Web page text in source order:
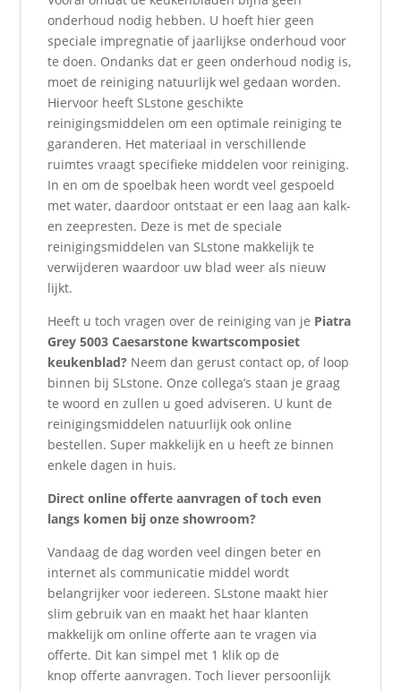
onderhoud nodig hebben. U hoeft hier geen
speciale impregnatie of jaarlijkse onderhoud voor
te doen. Ondanks dat er geen onderhoud nodig is,
moet de reiniging natuurlijk wel gedaan worden.
Hiervoor heeft SLstone geschikte
reinigingsmiddelen om een optimale reiniging te
garanderen. Het materiaal in verschillende
ruimtes vraagt specifieke middelen voor reiniging.
In en om de spoelbak heen wordt veel gespoeld
met water, daardoor ontstaat er een laag aan kalk-
en zeepresten. Deze is met de speciale
reinigingsmiddelen van SLstone makkelijk te
verwijderen waardoor uw blad weer als nieuw
lijkt.
Heeft u toch vragen over de reiniging van je Piatra
Grey 5003 Caesarstone kwartscomposiet
keukenblad? Neem dan gerust contact op, of loop
binnen bij SLstone. Onze collega’s staan je graag
te woord en zullen u goed adviseren. U kunt de
reinigingsmiddelen natuurlijk ook online
bestellen. Super makkelijk en u heeft ze binnen
enkele dagen in huis.
Direct online offerte aanvragen of toch even
langs komen bij onze showroom?
Vandaag de dag worden veel dingen beter en
internet als communicatie middel wordt
belangrijker voor iedereen. SLstone maakt hier
slim gebruik van en maakt het haar klanten
makkelijk om online offerte aan te vragen via
offerte. Dit kan simpel met 1 klik op de
knop offerte aanvragen. Toch liever persoonlijk